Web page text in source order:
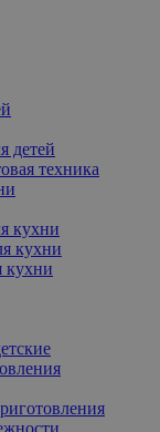
детей
техника
кухни
кухни
кухни